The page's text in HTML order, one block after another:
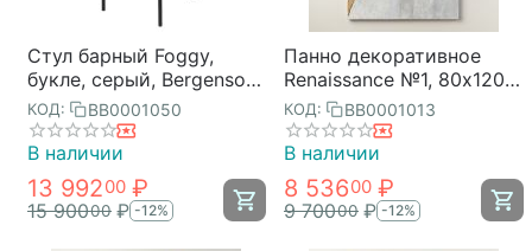
Стул барный Foggy,
букле, серый, Bergenson
Bjorn
КОД: BB0001050
В наличии
13 99200 ₽
15 90000 ₽ -12%
Панно декоративное
Renaissance №1, 80х120
см, Bergenson Bjorn
КОД: BB0001013
В наличии
8 53600 ₽
9 70000 ₽ -12%